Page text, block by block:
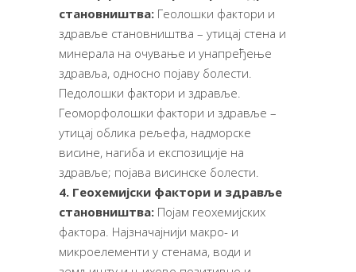
становништва: Геолошки фактори и
здравље становништва – утицај стена и
минерала на очување и унапређење
здравља, односно појаву болести.
Педолошки фактори и здравље.
Геоморфолошки фактори и здравље –
утицај облика рељефа, надморске
висине, нагиба и експозиције на
здравље; појава висинске болести.
4. Геохемијски фактори и здравље
становништва: Појам геохемијских
фактора. Најзначајнији макро- и
микроелементи у стенама, води и